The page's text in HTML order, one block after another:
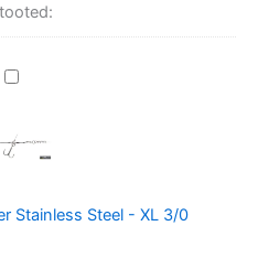
BFT
Stinger
Stainless
- Stainless Steel - XL 3/0